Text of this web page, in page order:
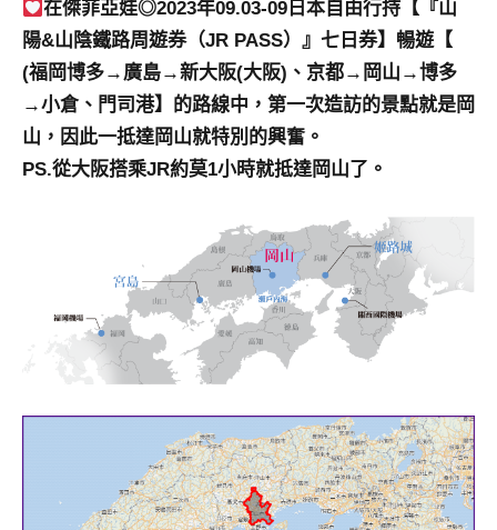
國
旅
遊
者、
各
學
在傑菲亞娃◎2023年09.03-09日本自由行持【『山
陽&山陰鐵路周遊券（JR PASS）』七日券】暢遊【
(福岡博多→廣島→新大阪(大阪)、京都→岡山→博多
→小倉、門司港】的路線中，第一次造訪的景點就是岡
山，因此一抵達岡山就特別的興奮。
PS.從大阪搭乘JR約莫1小時就抵達岡山了。